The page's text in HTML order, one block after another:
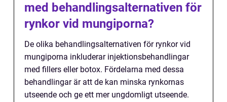
med behandlingsalternativen för
rynkor vid mungiporna?
De olika behandlingsalternativen för rynkor vid
mungiporna inkluderar injektionsbehandlingar
med fillers eller botox. Fördelarna med dessa
behandlingar är att de kan minska rynkornas
utseende och ge ett mer ungdomligt utseende.